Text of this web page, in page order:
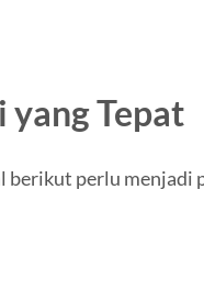
Tepat
berikut perlu menjadi